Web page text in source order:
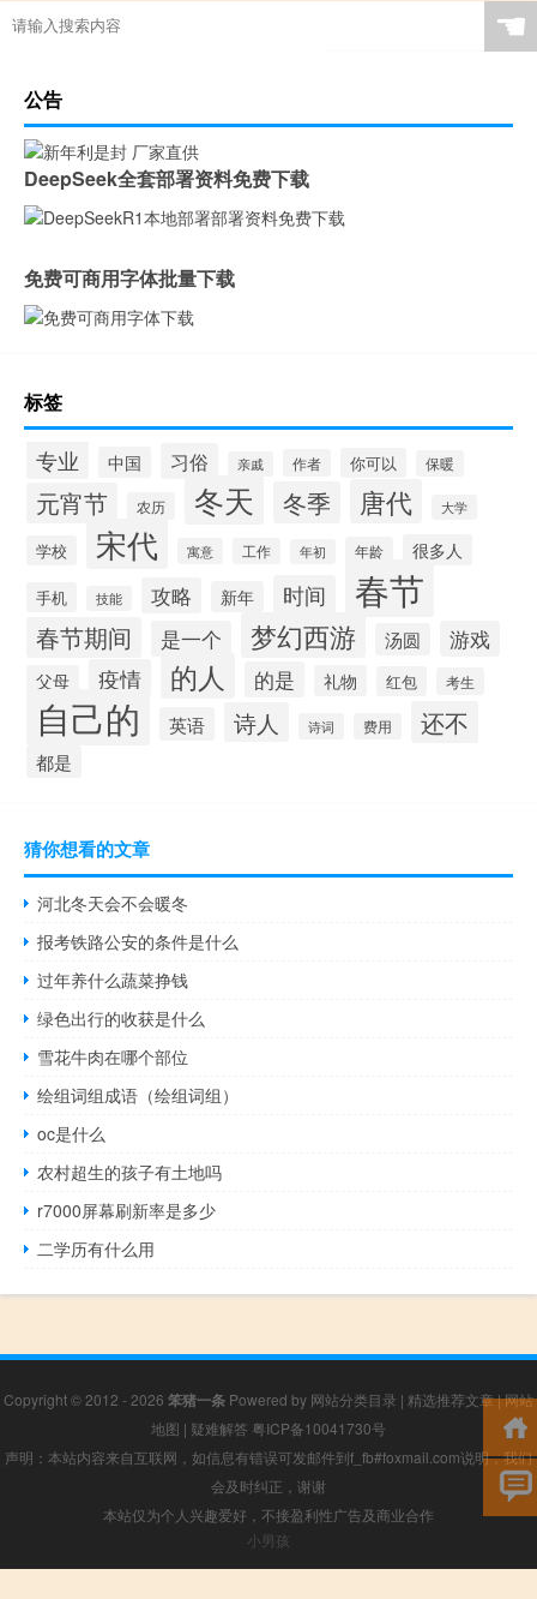
☚
公告
DeepSeek全套部署资料免费下载
免费可商用字体批量下载
标签
专业 中国 习俗 亲戚 作者 你可以 保暖
元宵节 农历 冬天 冬季 唐代 大学
学校 宋代 寓意 工作 年初 年龄 很多人
手机 技能 攻略 新年 时间 春节
春节期间 是一个 梦幻西游 汤圆 游戏
父母 疫情 的人 的是 礼物 红包 考生
自己的 英语 诗人 诗词 费用 还不
都是
猜你想看的文章
河北冬天会不会暖冬
报考铁路公安的条件是什么
过年养什么蔬菜挣钱
绿色出行的收获是什么
雪花牛肉在哪个部位
绘组词组成语（绘组词组）
oc是什么
农村超生的孩子有土地吗
r7000屏幕刷新率是多少
二学历有什么用
Copyright © 2012 - 2026 笨猪一条 Powered by 网站分类目录 | 精选推荐文章|网站
地图 | 疑难解答 粤ICP备10041730号
声明：本站内容来自互联网，如信息有错误可发邮件到f_fb#foxmail.com说明，我们
会及时纠正，谢谢
本站仅为个人兴趣爱好，不接盈利性广告及商业合作
小男孩